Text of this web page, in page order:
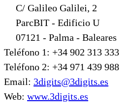
C/ Galileo Galilei, 2
ParcBIT - Edificio U
07121 - Palma - Baleares
Teléfono 1: +34 902 313 333
Teléfono 2: +34 971 439 988
Email: 3digits@3digits.es
Web: www.3digits.es